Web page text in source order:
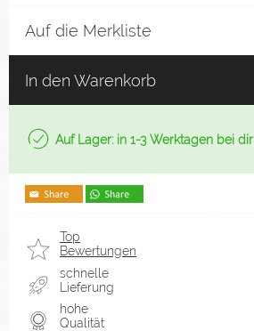
Auf die Merkliste
In den Warenkorb
Auf Lager: in 1-3 Werktagen bei dir
Top
Bewertungen
schnelle
Lieferung
hohe
Qualität